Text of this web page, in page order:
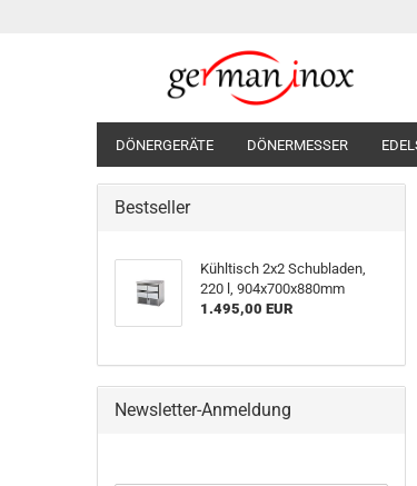
DÖNERGERÄTE DÖNERMESSER
Bestseller
Kühltisch 2x2 Schubladen,
220 l, 904x700x880mm
1.495,00 EUR
Newsletter-Anmeldung